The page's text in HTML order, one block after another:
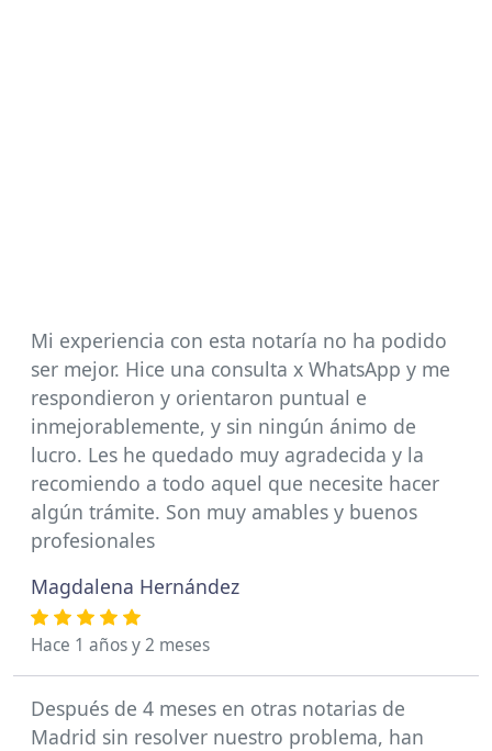
Mi experiencia con esta notaría no ha podido
ser mejor. Hice una consulta x WhatsApp y me
respondieron y orientaron puntual e
inmejorablemente, y sin ningún ánimo de
lucro. Les he quedado muy agradecida y la
recomiendo a todo aquel que necesite hacer
algún trámite. Son muy amables y buenos
profesionales
Magdalena Hernández
Hace 1 años y 2 meses
Después de 4 meses en otras notarias de
Madrid sin resolver nuestro problema, han